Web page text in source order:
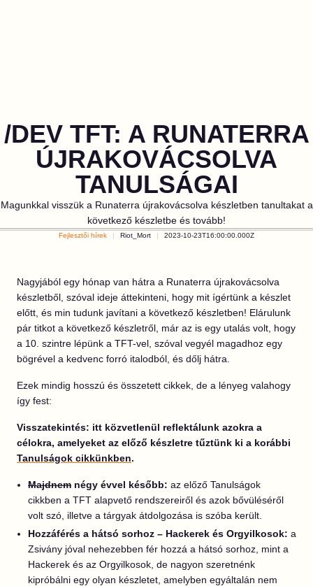
/DEV TFT: A RUNATERRA
ÚJRAKOVÁCSOLVA
TANULSÁGAI
Magunkkal visszük a Runaterra újrakovácsolva készletben tanultakat a
következő készletbe és tovább!
Fejlesztői hírek Riot_Mort 2023-10-23T16:00:00.000Z
Nagyjából egy hónap van hátra a Runaterra újrakovácsolva
készletből, szóval ideje áttekinteni, hogy mit ígértünk a készlet
előtt, és min tudunk javítani a következő készletben! Elárulunk
pár titkot a következő készletről, már az is egy utalás volt, hogy
a 10. szintre lépünk a TFT-vel, szóval vegyél magadhoz egy
bögrével a kedvenc forró italodból, és dőlj hátra.
Ezek mindig hosszú és összetett cikkek, de a lényeg valahogy
így fest:
Visszatekintés: itt közvetlenül reflektálunk azokra a
célokra, amelyeket az előző készletre tűztünk ki a korábbi
Tanulságok cikkünkben.
Majdnem négy évvel később: az előző Tanulságok
cikkben a TFT alapvető rendszereiről és azok bővüléséről
volt szó, illetve a tárgyak átdolgozása is szóba került.
Hozzáférés a hátsó sorhoz – Hackerek és Orgyilkosok: a
Zsivány jóval nehezebben fér hozzá a hátsó sorhoz, mint a
Hackerek és az Orgyilkosok, de nagyon szeretnénk
kipróbálni egy olyan készletet, amelyben egyáltalán nem